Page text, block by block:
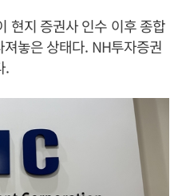
현지 증권사 인수 이후 종합
놓은 상태다. NH투자증권
.